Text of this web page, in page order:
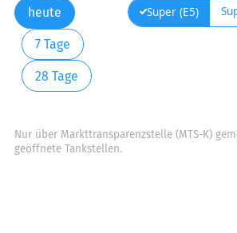
heute
7 Tage
28 Tage
Super (E5)
Nur über Markttransparenzstelle (MTS-K)
geöffnete Tankstellen.